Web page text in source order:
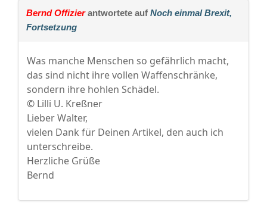
Bernd Offizierantwortete auf Noch einmal Brexit,
Fortsetzung
Was manche Menschen so gefährlich macht,
das sind nicht ihre vollen Waffenschränke,
sondern ihre hohlen Schädel.
© Lilli U. Kreßner
Lieber Walter,
vielen Dank für Deinen Artikel, den auch ich
unterschreibe.
Herzliche Grüße
Bernd